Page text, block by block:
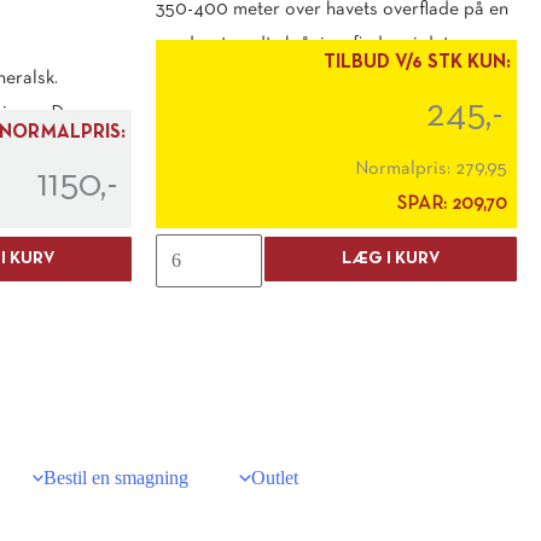
Den
NORMALPRIS:
1150,-
KURV
350-400 meter over havets overflade på en
nordvestvendt skråning, finder vi det
TILBUD V/6 STK KUN:
245,-
Normalpris: 279,95
SPAR: 209,70
Cerbaia
Rosso
LÆG I KURV
Bestil en smagning Outlet